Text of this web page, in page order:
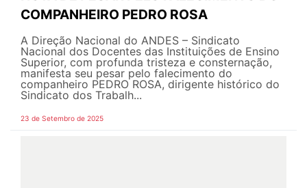
COMPANHEIRO PEDRO ROSA
A Direção Nacional do ANDES – Sindicato
Nacional dos Docentes das Instituições de Ensino
Superior, com profunda tristeza e consternação,
manifesta seu pesar pelo falecimento do
companheiro PEDRO ROSA, dirigente histórico do
Sindicato dos Trabalh...
23 de Setembro de 2025